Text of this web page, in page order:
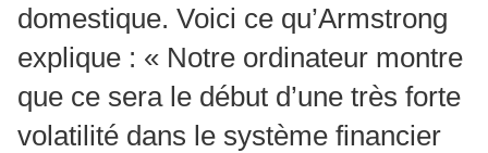
domestique. Voici ce qu’Armstrong
explique : « Notre ordinateur montre
que ce sera le début d’une très forte
volatilité dans le système financier